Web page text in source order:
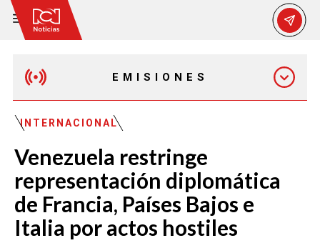
EMISIONES
EMISIÓN 7:00 PM
INTERNACIONAL
Venezuela restringe
representación diplomática
de Francia, Países Bajos e
Italia por actos hostiles